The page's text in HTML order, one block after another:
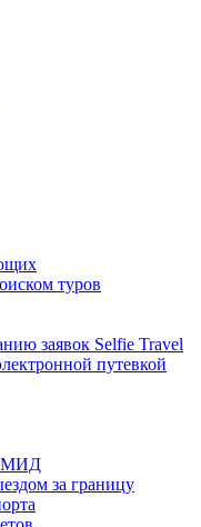
туров
заявок Selfie Travel
путевкой
МИД
за границу